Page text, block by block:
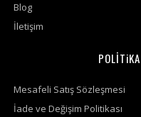
Blog
İletişim
Mesafeli Satış Sözleşmesi
İade ve Değişim Politikası